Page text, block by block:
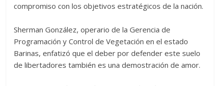
compromiso con los objetivos estratégicos de la nación.
‎‎‎‎Sherman González, operario de la Gerencia de
Programación y Control de Vegetación en el estado
Barinas, enfatizó que el deber por defender este suelo
de libertadores también es una demostración de amor.